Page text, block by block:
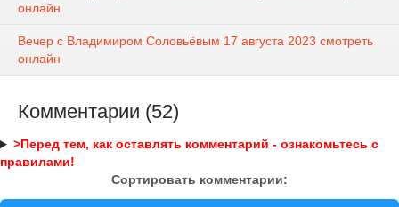
онлайн
Вечер с Владимиром Соловьёвым 17 августа 2023 смотреть
онлайн
Комментарии (52)
>Перед тем, как оставлять комментарий - ознакомьтесь с
правилами!
Сортировать комментарии: